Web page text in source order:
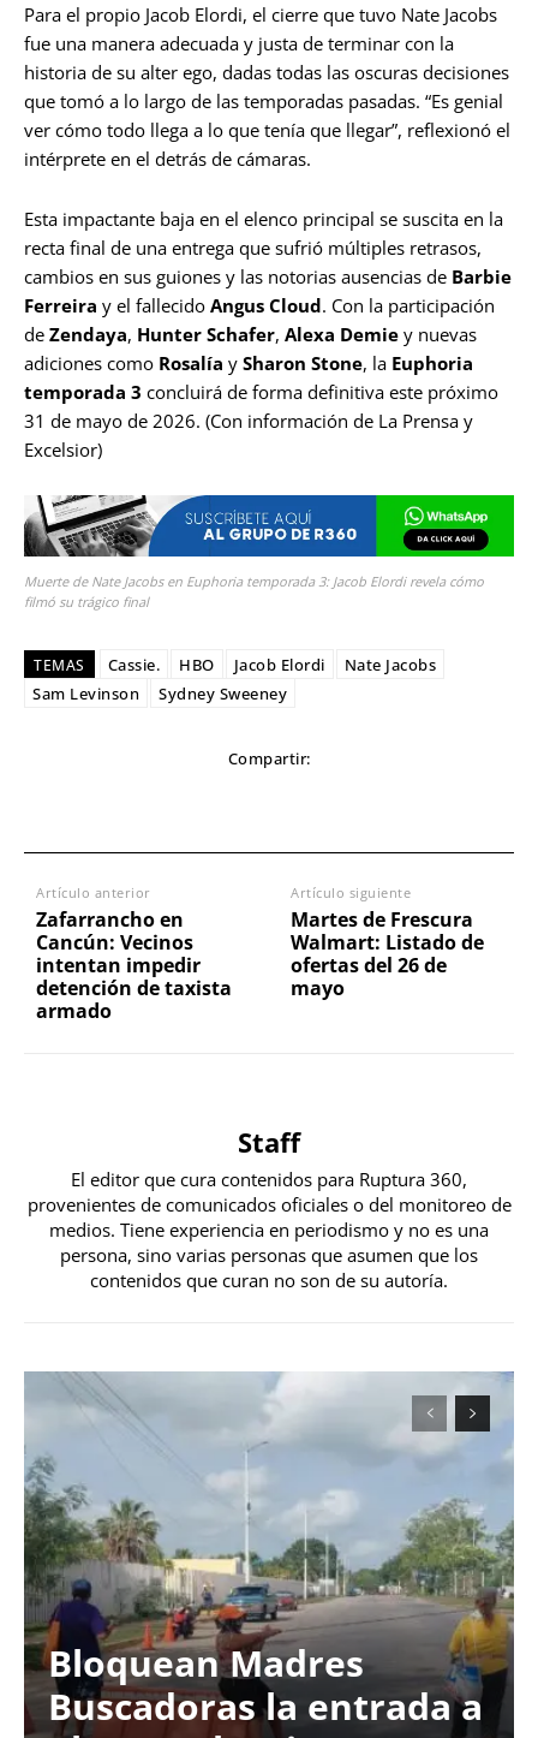
Para el propio Jacob Elordi, el cierre que tuvo Nate Jacobs
fue una manera adecuada y justa de terminar con la
historia de su alter ego, dadas todas las oscuras decisiones
que tomó a lo largo de las temporadas pasadas. “Es genial
ver cómo todo llega a lo que tenía que llegar”, reflexionó el
intérprete en el detrás de cámaras.
Esta impactante baja en el elenco principal se suscita en la
recta final de una entrega que sufrió múltiples retrasos,
cambios en sus guiones y las notorias ausencias de Barbie
Ferreira y el fallecido Angus Cloud. Con la participación
de Zendaya, Hunter Schafer, Alexa Demie y nuevas
adiciones como Rosalía y Sharon Stone, la Euphoria
temporada 3 concluirá de forma definitiva este próximo
31 de mayo de 2026. (Con información de La Prensa y
Excelsior)
Muerte de Nate Jacobs en Euphoria temporada 3: Jacob Elordi revela cómo
filmó su trágico final
TEMAS Cassie. HBO Jacob Elordi
Nate Jacobs
Sam Levinson
Sydney Sweeney
Compartir:
Artículo anterior
Zafarrancho en
Cancún: Vecinos
intentan impedir
detención de taxista
armado
Artículo siguiente
Martes de Frescura
Walmart: Listado de
ofertas del 26 de
mayo
Staff
El editor que cura contenidos para Ruptura 360,
provenientes de comunicados oficiales o del monitoreo de
medios. Tiene experiencia en periodismo y no es una
persona, sino varias personas que asumen que los
contenidos que curan no son de su autoría.
Bloquean Madres
Buscadoras la entrada a